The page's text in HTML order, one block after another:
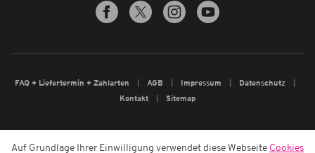
FAQ + Liefertermin + Zahlarten AGB Impressum
Datenschutz
Kontakt
Sitemap
Auf Grundlage Ihrer Einwilligung verwendet diese Webseite Cookies